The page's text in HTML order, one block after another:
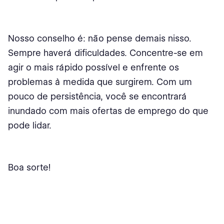
Nosso conselho é: não pense demais nisso.
Sempre haverá dificuldades. Concentre-se em
agir o mais rápido possível e enfrente os
problemas à medida que surgirem. Com um
pouco de persistência, você se encontrará
inundado com mais ofertas de emprego do que
pode lidar.
Boa sorte!